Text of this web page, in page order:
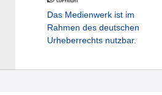
Das Medienwerk ist im
Rahmen des deutschen
Urheberrechts nutzbar.